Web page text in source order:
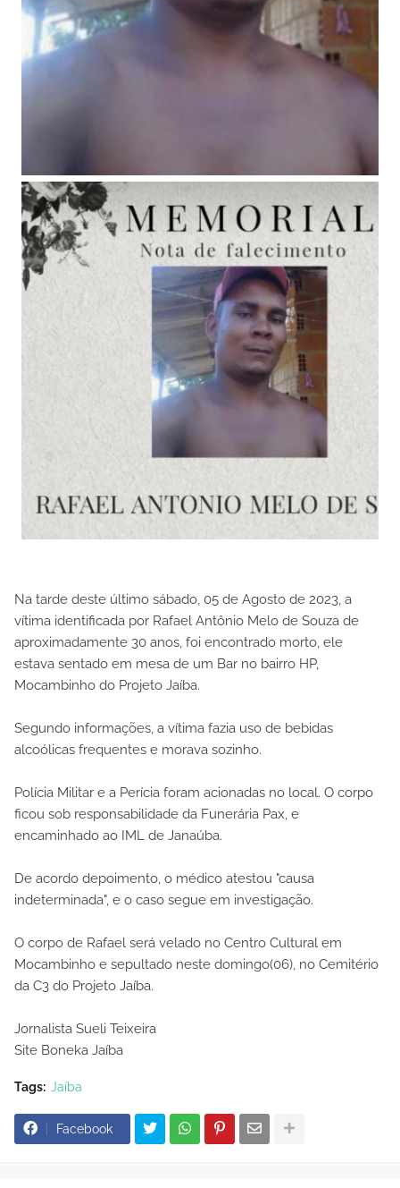
Na tarde deste último sábado, 05 de Agosto de 2023, a
vítima identificada por Rafael Antônio Melo de Souza de
aproximadamente 30 anos, foi encontrado morto, ele
estava sentado em mesa de um Bar no bairro HP,
Mocambinho do Projeto Jaíba.
Segundo informações, a vítima fazia uso de bebidas
alcoólicas frequentes e morava sozinho.
Polícia Militar e a Perícia foram acionadas no local. O corpo
ficou sob responsabilidade da Funerária Pax, e
encaminhado ao IML de Janaúba.
De acordo depoimento, o médico atestou "causa
indeterminada", e o caso segue em investigação.
O corpo de Rafael será velado no Centro Cultural em
Mocambinho e sepultado neste domingo(06), no Cemitério
da C3 do Projeto Jaíba.
Jornalista Sueli Teixeira
Site Boneka Jaíba
Tags: Jaíba
Facebook